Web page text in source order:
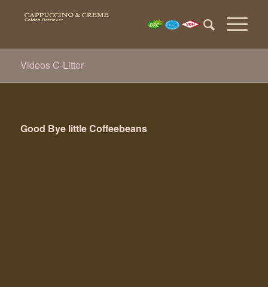
Videos C-Litter
Good Bye little Coffeebeans